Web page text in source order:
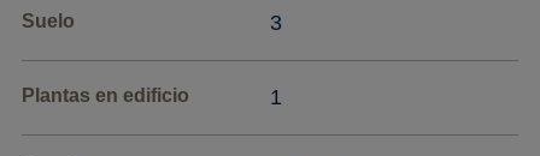
Suelo 3
Plantas en edificio 1